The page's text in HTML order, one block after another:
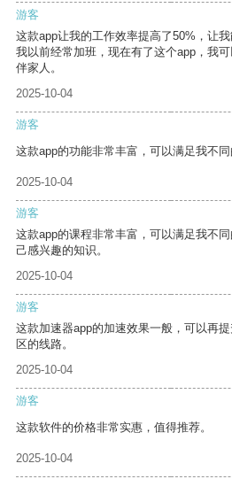
游客
这款app让我的工作效率提高了50%，让
我以前经常加班，现在有了这个app，我
伴家人。
2025-10-04
游客
这款app的功能非常丰富，可以满足我不同
2025-10-04
游客
这款app的课程非常丰富，可以满足我不
己感兴趣的知识。
2025-10-04
游客
这款加速器app的加速效果一般，可以再
区的线路。
2025-10-04
游客
这款软件的价格非常实惠，值得推荐。
2025-10-04